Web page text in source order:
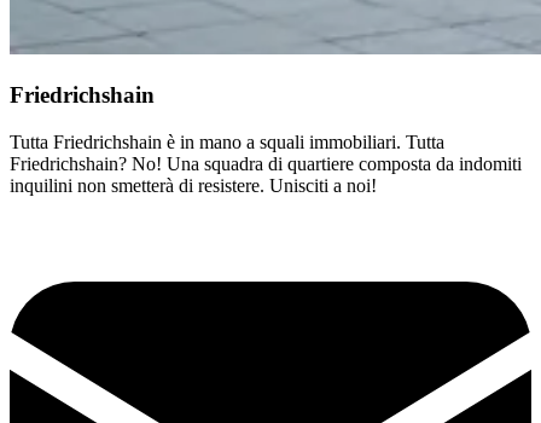
Friedrichshain
Tutta Friedrichshain è in mano a squali immobiliari. Tutta
Friedrichshain? No! Una squadra di quartiere composta da indomiti
inquilini non smetterà di resistere. Unisciti a noi!